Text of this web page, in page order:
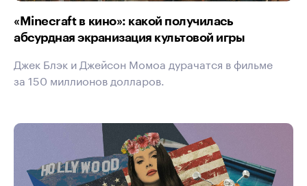
«Minecraft в кино»: какой получилась
абсурдная экранизация культовой игры
Джек Блэк и Джейсон Момоа дурачатся в фильме
за 150 миллионов долларов.